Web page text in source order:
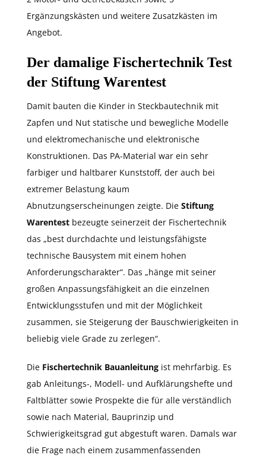
Ergänzungskästen und weitere Zusatzkästen im
Angebot.
Der damalige Fischertechnik Test
der Stiftung Warentest
Damit bauten die Kinder in Steckbautechnik mit
Zapfen und Nut statische und bewegliche Modelle
und elektromechanische und elektronische
Konstruktionen. Das PA-Material war ein sehr
farbiger und haltbarer Kunststoff, der auch bei
extremer Belastung kaum
Abnutzungserscheinungen zeigte. Die Stiftung
Warentest bezeugte seinerzeit der Fischertechnik
das „best durchdachte und leistungsfähigste
technische Bausystem mit einem hohen
Anforderungscharakter“. Das „hänge mit seiner
großen Anpassungsfähigkeit an die einzelnen
Entwicklungsstufen und mit der Möglichkeit
zusammen, sie Steigerung der Bauschwierigkeiten in
beliebig viele Grade zu zerlegen“.
Die Fischertechnik Bauanleitung ist mehrfarbig. Es
gab Anleitungs-, Modell- und Aufklärungshefte und
Faltblätter sowie Prospekte die für alle verständlich
sowie nach Material, Bauprinzip und
Schwierigkeitsgrad gut abgestuft waren. Damals war
die Frage nach einem zusammenfassenden